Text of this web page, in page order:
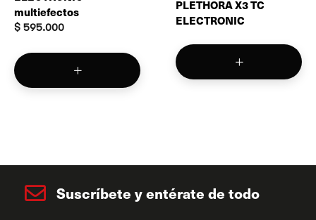
multiefectos
$ 595.000
PLETHORA X3 TC
ELECTRONIC
Suscríbete y entérate de todo